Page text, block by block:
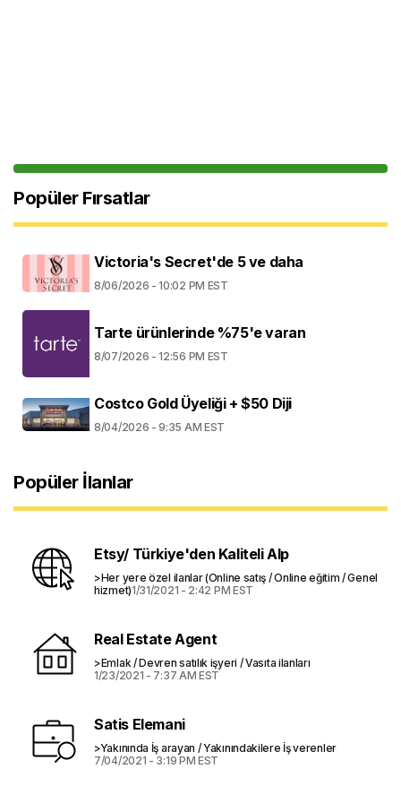
Popüler Fırsatlar
Victoria's Secret'de 5 ve daha
8/06/2026 - 10:02 PM EST
Tarte ürünlerinde %75'e varan
8/07/2026 - 12:56 PM EST
Costco Gold Üyeliği + $50 Diji
8/04/2026 - 9:35 AM EST
Popüler İlanlar
Etsy/ Türkiye'den Kaliteli Alp
>Her yere özel ilanlar (Online satış / Online eğitim / Genel
hizmet)1/31/2021 - 2:42 PM EST
Real Estate Agent
>Emlak / Devren satılık işyeri / Vasıta ilanları
1/23/2021 - 7:37 AM EST
Satis Elemani
>Yakınında İş arayan / Yakınındakilere İş verenler
7/04/2021 - 3:19 PM EST